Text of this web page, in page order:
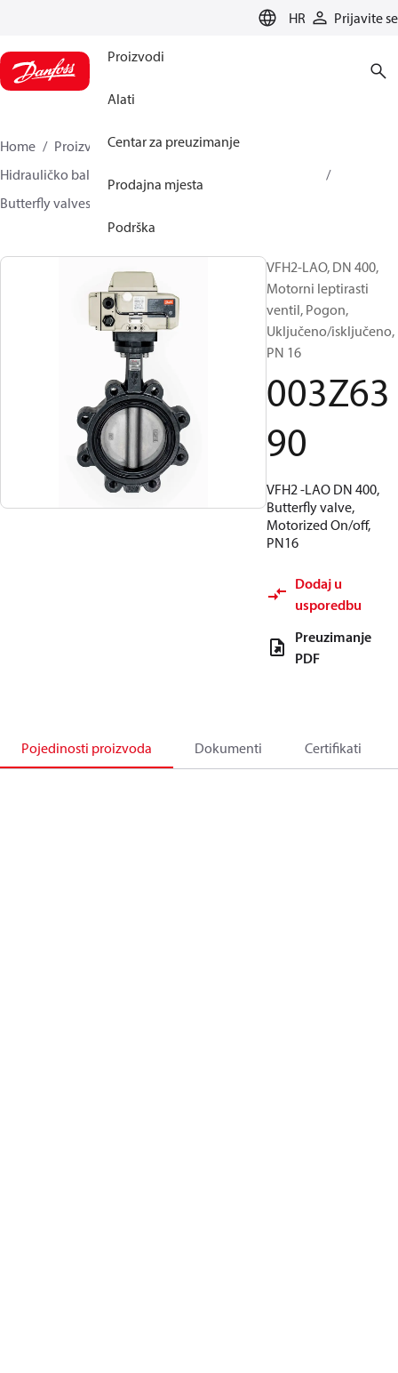
HR Prijavite se
Proizvodi
Alati
Centar za preuzimanje
Prodajna mjesta
Podrška
Home Proizvodi
Climate Solutions za grijanje
Hidrauličko balansiranje i regulacija
Butterfly valves
VFH2-LAO, DN 400,
Motorni leptirasti
ventil, Pogon,
Uključeno/isključeno,
PN 16
003Z63
90
VFH2 -LAO DN 400,
Butterfly valve,
Motorized On/off,
PN16
Dodaj u
usporedbu
Preuzimanje
PDF
Pojedinosti proizvoda Dokumenti Certifikati